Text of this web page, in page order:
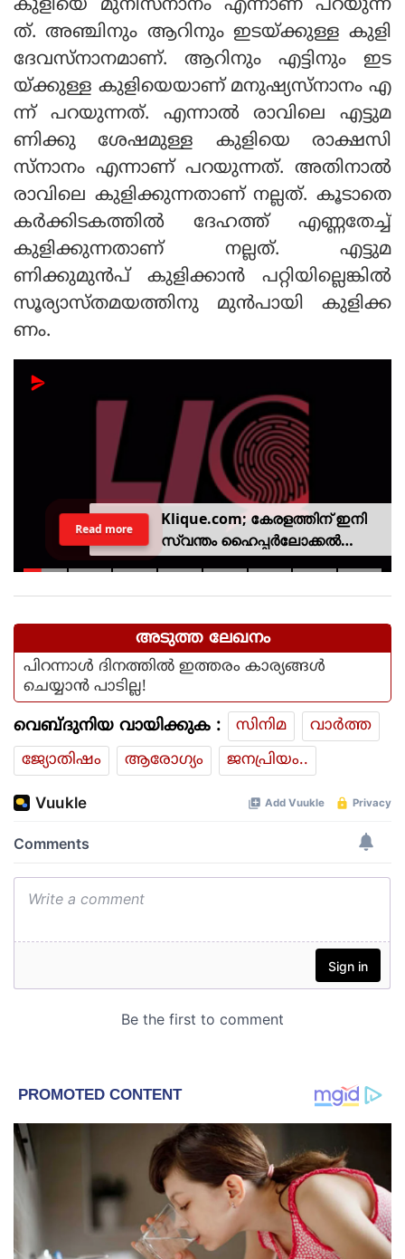
കുളിയെ മുനിസ്‌നാനം എന്നാണ് പറയുന്ന
ത്. അഞ്ചിനും ആറിനും ഇടയ്ക്കുള്ള കുളി
ദേവസ്‌നാനമാണ്. ആറിനും എട്ടിനും ഇട
യ്ക്കുള്ള കുളിയെയാണ് മനുഷ്യസ്‌നാനം എ
ന്ന് പറയുന്നത്. എന്നാല്‍ രാവിലെ എട്ടുമ
ണിക്കു ശേഷമുള്ള കുളിയെ രാക്ഷസി
സ്‌നാനം എന്നാണ് പറയുന്നത്. അതിനാല്‍
രാവിലെ കുളിക്കുന്നതാണ് നല്ലത്. കൂടാതെ
കര്‍ക്കിടകത്തില്‍ ദേഹത്ത് എണ്ണതേച്ച്
കുളിക്കുന്നതാണ് നല്ലത്. എട്ടുമ
ണിക്കുമുന്‍പ് കുളിക്കാന്‍ പറ്റിയില്ലെങ്കില്‍
സൂര്യാസ്തമയത്തിനു മുന്‍പായി കുളിക്ക
ണം.
Klique.com; കേരളത്തിന് ഇനി
സ്വന്തം ഹൈപ്പർലോക്കൽ
സിവിക് പ്ലാറ്റ്‌ഫോം
Read more
അടുത്ത ലേഖനം
പിറന്നാള്‍ ദിനത്തില്‍ ഇത്തരം കാര്യങ്ങള്‍
ചെയ്യാന്‍ പാടില്ല!
വെബ്ദുനിയ വായിക്കുക : സിനിമ
വാര്‍ത്ത
ജ്യോതിഷം
ആരോഗ്യം ജനപ്രിയം..